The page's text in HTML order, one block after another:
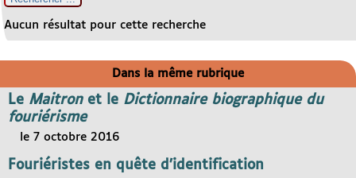
Aucun résultat pour cette recherche
Dans la même rubrique
Le Maitronet le Dictionnaire biographique du
fouriérisme
le 7 octobre 2016
Fouriéristes en quête d’identification